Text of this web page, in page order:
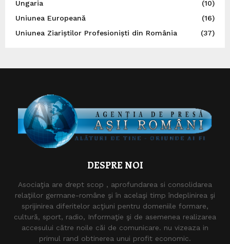
Ungaria
(10)
Uniunea Europeană
(16)
Uniunea Ziariștilor Profesioniști din România
(37)
DESPRE NOI
Asociaţia are drept scop , aprofundarea si consolidarea
relaţiilor germane-române şi în acelaşi timp îndeplinirea şi
sprijinirea diferitelor acţiuni pentru domeniile formare,
cultură, sport, radio, Informaţie şi de asemenea realizarea
accesului către noile căi de comunicare. nu vizeaza in
primul rand obtinerea unui profit economic.